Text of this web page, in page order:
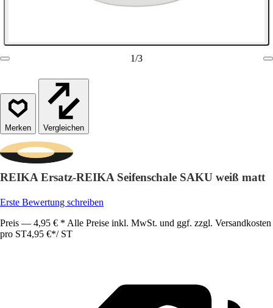
1/3
Vergleichen
REIKA Ersatz-REIKA Seifenschale SAKU weiß matt
Erste Bewertung schreiben
Preis — 4,95 € * Alle Preise inkl. MwSt. und ggf. zzgl. Versandkosten
pro ST4,95 €*/ ST